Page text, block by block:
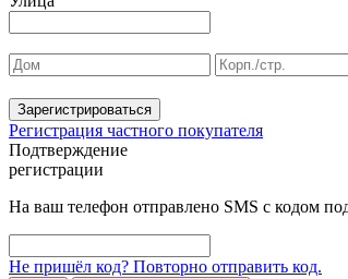
Зарегистрироваться
Регистрация частного покупателя
Подтверждение
регистрации
На ваш телефон отправлено SMS с кодом
Не пришёл код? Повторно отправить код.